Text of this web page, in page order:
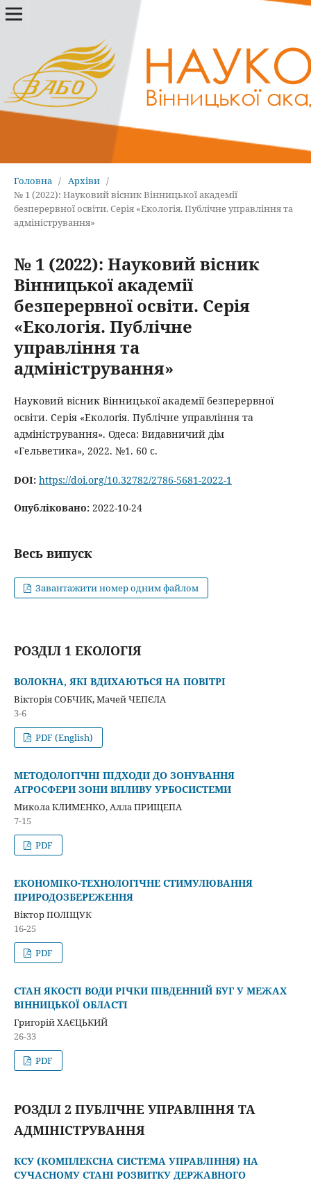
Головна / Архіви /
№ 1 (2022): Науковий вісник Вінницької академії
безперервної освіти. Серія «Екологія. Публічне управління та
адміністрування»
№ 1 (2022): Науковий вісник
Вінницької академії
безперервної освіти. Серія
«Екологія. Публічне
управління та
адміністрування»
Науковий вісник Вінницької академії безперервної
освіти. Серія «Екологія. Публічне управління та
адміністрування». Одеса: Видавничий дім
«Гельветика», 2022. №1. 60 с.
DOI: https://doi.org/10.32782/2786-5681-2022-1
Опубліковано: 2022-10-24
Весь випуск
Завантажити номер одним файлом
РОЗДІЛ 1 ЕКОЛОГІЯ
ВОЛОКНА, ЯКІ ВДИХАЮТЬСЯ НА ПОВІТРІ
Вікторія СОБЧИК, Мачей ЧЕПЄЛА
3-6
PDF (English)
МЕТОДОЛОГІЧНІ ПІДХОДИ ДО ЗОНУВАННЯ
АГРОСФЕРИ ЗОНИ ВПЛИВУ УРБОСИСТЕМИ
Микола КЛИМЕНКО, Алла ПРИЩЕПА
7-15
PDF
ЕКОНОМІКО-ТЕХНОЛОГІЧНЕ СТИМУЛЮВАННЯ
ПРИРОДОЗБЕРЕЖЕННЯ
Віктор ПОЛІЩУК
16-25
PDF
СТАН ЯКОСТІ ВОДИ РІЧКИ ПІВДЕННИЙ БУГ У МЕЖАХ
ВІННИЦЬКОЇ ОБЛАСТІ
Григорій ХАЄЦЬКИЙ
26-33
PDF
РОЗДІЛ 2 ПУБЛІЧНЕ УПРАВЛІННЯ ТА
АДМІНІСТРУВАННЯ
КСУ (КОМПЛЕКСНА СИСТЕМА УПРАВЛІННЯ) НА
СУЧАСНОМУ СТАНІ РОЗВИТКУ ДЕРЖАВНОГО